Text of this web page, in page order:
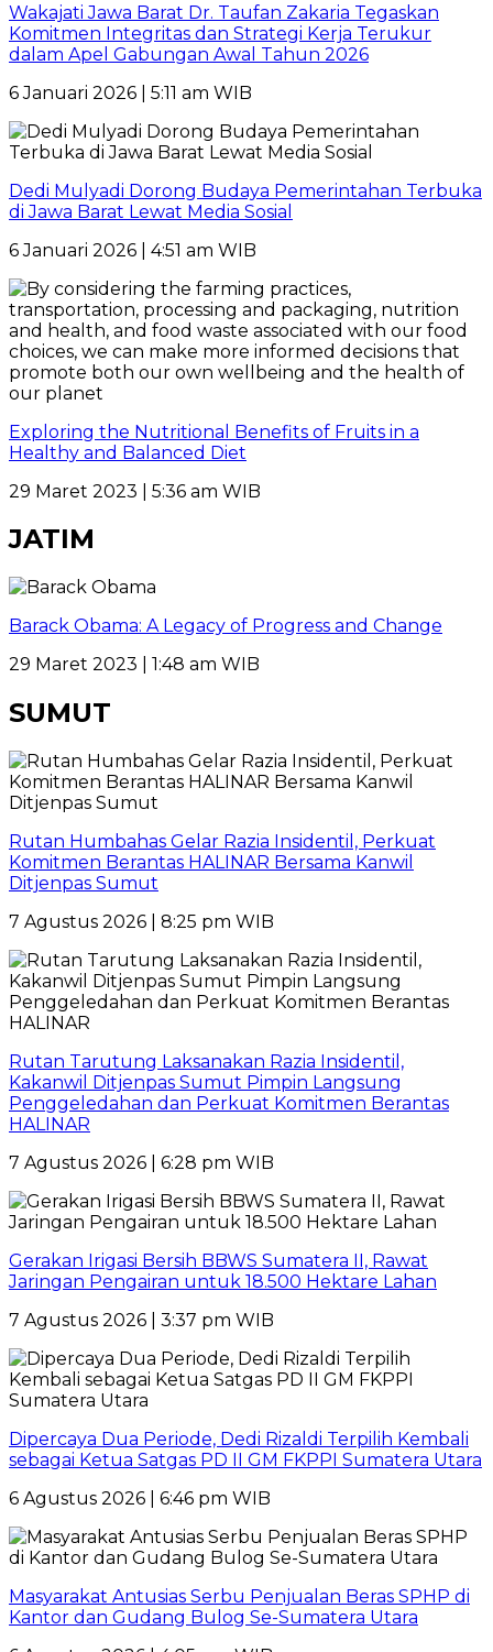
Wakajati Jawa Barat Dr. Taufan Zakaria Tegaskan
Komitmen Integritas dan Strategi Kerja Terukur
dalam Apel Gabungan Awal Tahun 2026
6 Januari 2026 | 5:11 am WIB
Dedi Mulyadi Dorong Budaya Pemerintahan Terbuka
di Jawa Barat Lewat Media Sosial
6 Januari 2026 | 4:51 am WIB
Exploring the Nutritional Benefits of Fruits in a
Healthy and Balanced Diet
29 Maret 2023 | 5:36 am WIB
JATIM
Barack Obama: A Legacy of Progress and Change
29 Maret 2023 | 1:48 am WIB
SUMUT
Rutan Humbahas Gelar Razia Insidentil, Perkuat
Komitmen Berantas HALINAR Bersama Kanwil
Ditjenpas Sumut
7 Agustus 2026 | 8:25 pm WIB
Rutan Tarutung Laksanakan Razia Insidentil,
Kakanwil Ditjenpas Sumut Pimpin Langsung
Penggeledahan dan Perkuat Komitmen Berantas
HALINAR
7 Agustus 2026 | 6:28 pm WIB
Gerakan Irigasi Bersih BBWS Sumatera II, Rawat
Jaringan Pengairan untuk 18.500 Hektare Lahan
7 Agustus 2026 | 3:37 pm WIB
Dipercaya Dua Periode, Dedi Rizaldi Terpilih Kembali
sebagai Ketua Satgas PD II GM FKPPI Sumatera Utara
6 Agustus 2026 | 6:46 pm WIB
Masyarakat Antusias Serbu Penjualan Beras SPHP di
Kantor dan Gudang Bulog Se-Sumatera Utara